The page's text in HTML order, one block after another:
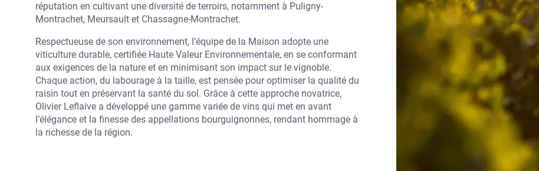
réputation en cultivant une diversité de terroirs, notamment à Puligny-
Montrachet, Meursault et Chassagne-Montrachet.
Respectueuse de son environnement, l’équipe de la Maison adopte une
viticulture durable, certifiée Haute Valeur Environnementale, en se conformant
aux exigences de la nature et en minimisant son impact sur le vignoble.
Chaque action, du labourage à la taille, est pensée pour optimiser la qualité du
raisin tout en préservant la santé du sol. Grâce à cette approche novatrice,
Olivier Leflaive a développé une gamme variée de vins qui met en avant
l’élégance et la finesse des appellations bourguignonnes, rendant hommage à
la richesse de la région.